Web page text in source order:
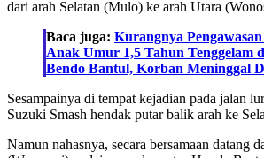
dari arah Selatan (Mulo) ke arah Utara
Baca juga: Kurangnya
Anak Umur 1,5 Tahun Tenggelam
Bendo Bantul, Korban Meninggal
Sesampainya di tempat kejadian pada jalan
Suzuki Smash hendak putar balik arah ke
Namun nahasnya, secara bersamaan datang